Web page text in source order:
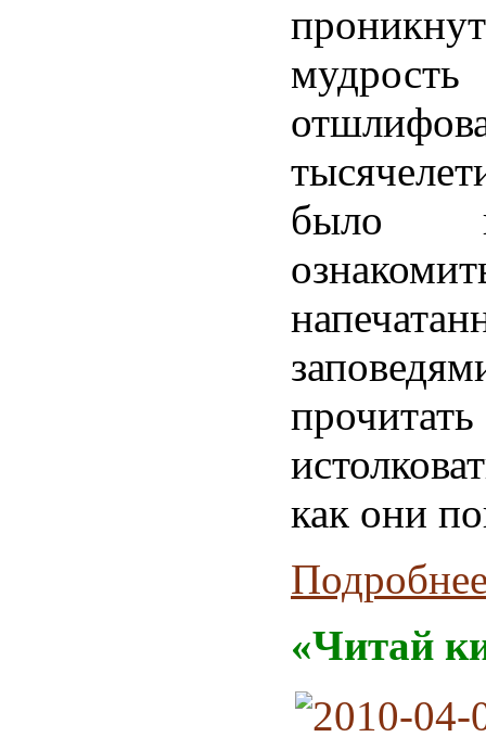
было
как они
«Читай